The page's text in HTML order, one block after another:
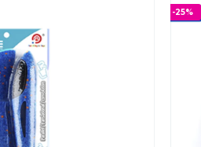
-25%